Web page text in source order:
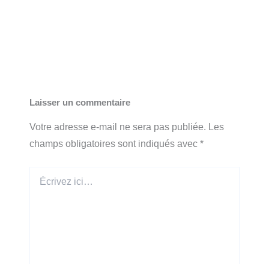
Laisser un commentaire
Votre adresse e-mail ne sera pas publiée. Les
champs obligatoires sont indiqués avec *
ici…